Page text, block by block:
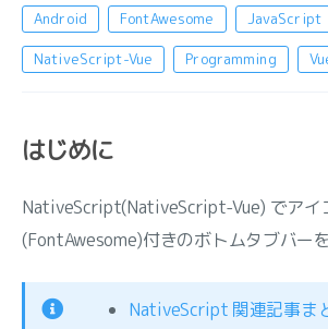
Android
FontAwesome JavaScript
NativeScript-Vue Programming
はじめに
NativeScript(NativeScript-Vue) でアイ
(FontAwesome)付きのボトムタブバー
NativeScript 関連記事ま